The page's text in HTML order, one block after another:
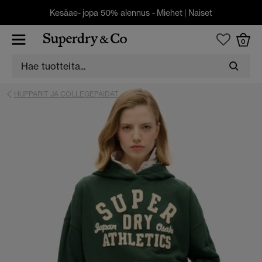
Kesäae- jopa 50% alennus - Miehet | Naiset
0
HUPPARIT JA COLLEGEPAIDAT